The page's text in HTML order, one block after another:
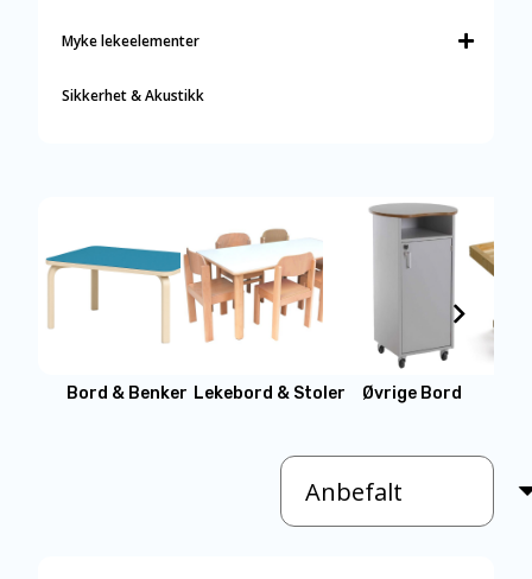
Myke lekeelementer
Sikkerhet & Akustikk
Bord & Benker Lekebord & Stoler Øvrige Bord